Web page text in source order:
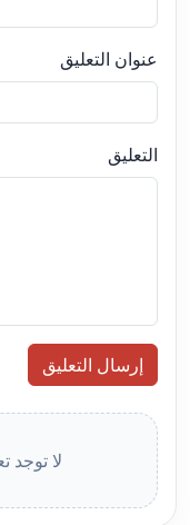
عنوان التعليق
التعليق
إرسال التعليق
لا توجد